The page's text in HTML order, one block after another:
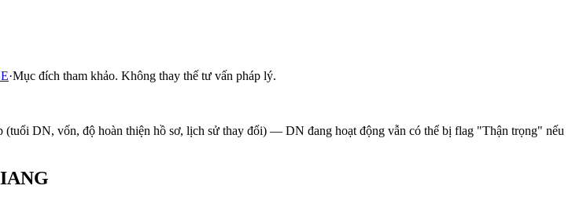
·Mục đích tham khảo. Không thay thế tư vấn pháp lý.
(tuổi DN, vốn, độ hoàn thiện hồ sơ, lịch sử thay đổi) — DN đang hoạt động vẫn có thể bị flag "Thận trọng" nếu